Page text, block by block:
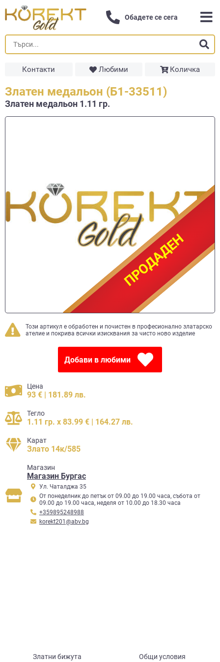
Обадете се сега
Контакти Любими Количка
Златен медальон (Б1-33511)
Златен медальон 1.11 гр.
ПРОДАДЕН
ПРОДАДЕН
Този артикул е обработен и почистен в професионално златарско
ателие и покрива всички изисквания за чисто ново изделие
Добави в любими
Цена
93 € | 181.89 лв.
Тегло
1.11 гр. x 83.99 € | 164.27 лв.
Карат
Злато 14к/585
Mагазин
Магазин Бургас
Ул. Чаталджа 35
От понеделник до петък от 09.00 до 19.00 часа, събота от
09.00 до 19.00 часа, неделя от 10.00 до 18.30 часа
+359895248988
korekt201@abv.bg
Златни бижута Общи условия